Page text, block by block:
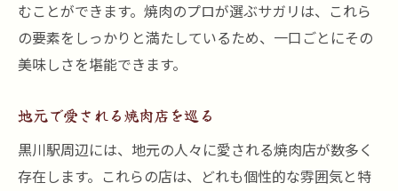
むことができます。焼肉のプロが選ぶサガリは、これら
の要素をしっかりと満たしているため、一口ごとにその
美味しさを堪能できます。
地元で愛される焼肉店を巡る
黒川駅周辺には、地元の人々に愛される焼肉店が数多く
存在します。これらの店は、どれも個性的な雰囲気と特